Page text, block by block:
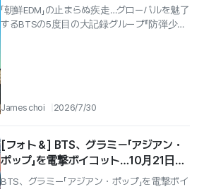
「朝鮮EDM」の止まらぬ疾走…グローバルを魅了
するBTSの5度目の大記録グループ『防弾少年
James choi 2026/7/30
[フォト＆] BTS、グラミー「アジアン・
ポップ」を電撃ボイコット…10月21日締
め切り前の逆転
BTS、グラミー「アジアン・ポップ」を電撃ボイ